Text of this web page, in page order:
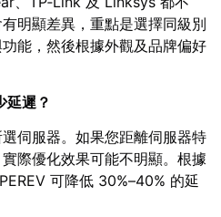
明顯差異，重點是選擇同級別
能，然後根據外觀及品牌偏好
延遲？
伺服器。如果您距離伺服器特
際優化效果可能不明顯。根據
可降低 30%–40% 的延